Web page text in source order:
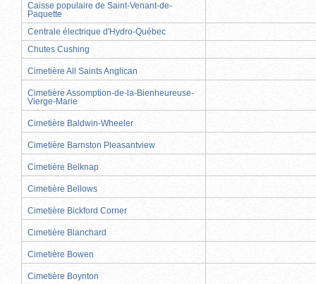
Caisse populaire de Saint-Venant-de-
Paquette
Centrale électrique d'Hydro-Québec
Chutes Cushing
Cimetière All Saints Anglican
Cimetière Assomption-de-la-Bienheureuse-
Vierge-Marie
Cimetière Baldwin-Wheeler
Cimetière Barnston Pleasantview
Cimetière Belknap
Cimetière Bellows
Cimetière Bickford Corner
Cimetière Blanchard
Cimetière Bowen
Cimetière Boynton